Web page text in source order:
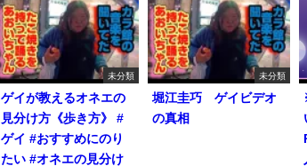
未分類
ゲイが教えるオネエの
見分け方《歩き方》 #
ゲイ #おすすめにのり
たい #オネエの見分け
未分類
堀江圭巧 ゲイビデオ
の真相